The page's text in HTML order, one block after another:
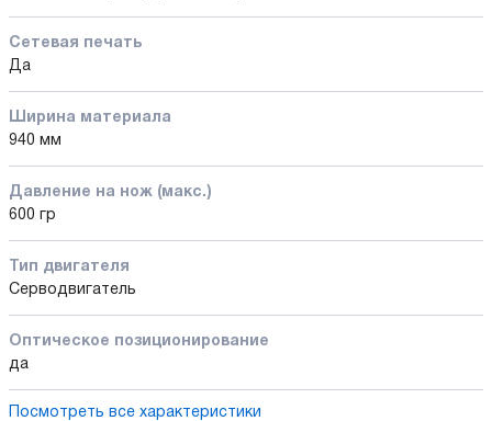
Сетевая печать
Да
Ширина материала
940 мм
Давление на нож (макс.)
600 гр
Тип двигателя
Серводвигатель
Оптическое позиционирование
да
Посмотреть все характеристики